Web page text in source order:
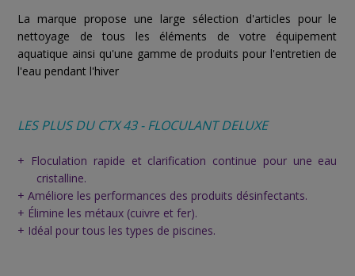
La marque propose une large sélection d'articles pour le
nettoyage de tous les éléments de votre équipement
aquatique ainsi qu'une gamme de produits pour l'entretien de
l'eau pendant l'hiver
LES PLUS DU CTX 43 - FLOCULANT DELUXE
+ Floculation rapide et clarification continue pour une eau
cristalline.
+ Améliore les performances des produits désinfectants.
+ Élimine les métaux (cuivre et fer).
+ Idéal pour tous les types de piscines.